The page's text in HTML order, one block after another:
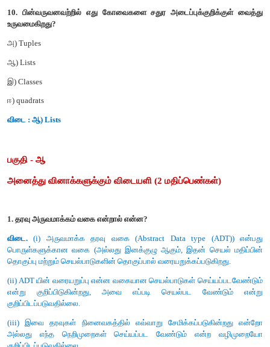
ஈ) quadrat
விடை : அ) Pair
8. இரு மதிப்புகளை ஒன்றாக பிணைக்க எந்த வகை
அ) Pair
ஆ) Triplet
ஈ) quadrat
9. பின்வருவனவற்றில் எது பல் உருப்பு பொருளின் பல்வேறு
அனுமதிக்கிறது?
அ) Tuples
ஆ) Lists
இ) Classes